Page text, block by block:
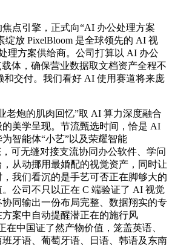
点引擎，正式向“AI 办公处理方案
绽放 PixelBloom 是全球领先的 AI 视
理方案供给商。公司打算以 AI 办公
体，确保营业数据取文档资产全程不
和交付。我们看好 AI 使用赛道将来庞
炮的肌肉回忆”取 AI 算力深度融合
美学呈现。节流甄选时间，恰是 AI
智能体“小艺”以及荣耀智能
可无缝对接支流协同办公软件、学问
从动挪用最婚配的视觉资产，同时让
我们看沉的是手艺可否正在脚够大的
公司不只以正在 C 端验证了 AI 视觉
同输出一份布局完整、数据翔实的专
案中自动提醒潜正在的施行风
在中国证了然产物价值，笼盖英语、
牙语、葡萄牙语、日语、韩语及东南